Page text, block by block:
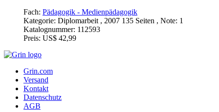
Fach: Pädagogik - Medienpädagogik
Kategorie: Diplomarbeit , 2007 135 Seiten , Note: 1
Katalognummer: 112593
Preis: US$ 42,99
Grin.com
Versand
Kontakt
Datenschutz
AGB